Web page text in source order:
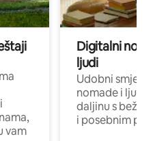
vam
Digitalni
ljudi
Udobni
nomade i ljude
daljinu s
i posebnim